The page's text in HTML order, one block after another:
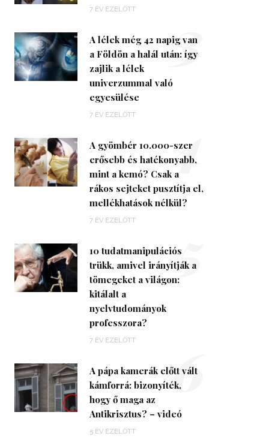
7 ÉV EZELŐTT
A lélek még 42 napig van
a Földön a halál után: így
zajlik a lélek
univerzummal való
egyesülése
7 ÉV EZELŐTT
3
A gyömbér 10.000-szer
erősebb és hatékonyabb,
mint a kemó? Csak a
rákos sejteket pusztítja el,
mellékhatások nélkül?
7 ÉV EZELŐTT
4
10 tudatmanipulációs
trükk, amivel irányítják a
tömegeket a világon:
kitálalt a
nyelvtudományok
professzora?
7 ÉV EZELŐTT
5
A pápa kamerák előtt vált
kámforrá: bizonyíték,
hogy ő maga az
Antikrisztus? – videó
5 ÉV EZELŐTT
6